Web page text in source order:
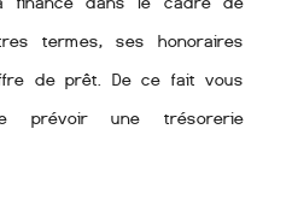
termes, ses honoraires
de prêt. De ce fait vous
prévoir une trésorerie